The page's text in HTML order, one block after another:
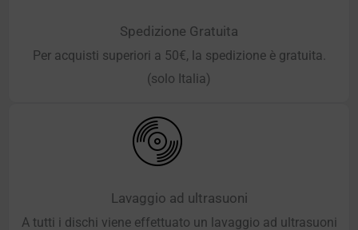
Spedizione Gratuita
Per acquisti superiori a 50€, la spedizione è gratuita.
(solo Italia)
Lavaggio ad ultrasuoni
A tutti i dischi viene effettuato un lavaggio ad ultrasuoni